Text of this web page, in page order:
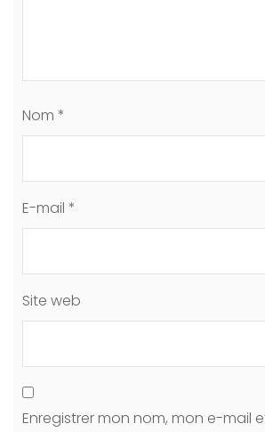
Nom *
E-mail *
Site web
Enregistrer mon nom, mon e-mail